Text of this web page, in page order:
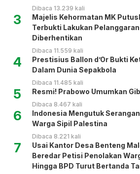
Dibaca 13.239 kali
3
Majelis Kehormatan MK
Terbukti Lakukan
Diberhentikan
Dibaca 11.559 kali
4
Prestisius Ballon d’Or Bukti
Dalam Dunia Sepakbola
Dibaca 11.485 kali
5 Resmi! Prabowo Umumkan
Dibaca 8.467 kali
6
Indonesia Mengutuk
Warga Sipil Palestina
Dibaca 8.221 kali
7
Usai Kantor Desa Benteng
Beredar Petisi Penolakan
Hingga BPD Turut Bertanda